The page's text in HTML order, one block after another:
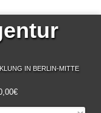
IN BERLIN-MITTE